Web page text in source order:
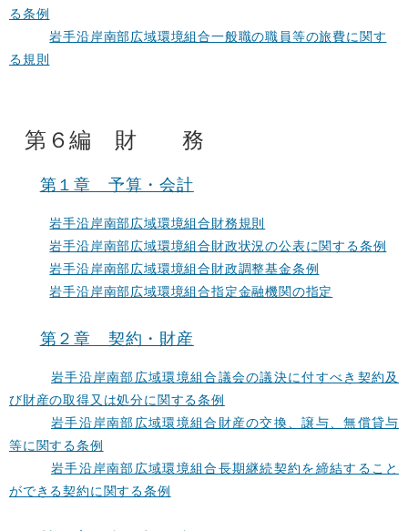
る条例
岩手沿岸南部広域環境組合一般職の職員等の旅費に関す
る規則
第６編 財 務
第１章 予算・会計
岩手沿岸南部広域環境組合財務規則
岩手沿岸南部広域環境組合財政状況の公表に関する条例
岩手沿岸南部広域環境組合財政調整基金条例
岩手沿岸南部広域環境組合指定金融機関の指定
第２章 契約・財産
岩手沿岸南部広域環境組合議会の議決に付すべき契約及
び財産の取得又は処分に関する条例
岩手沿岸南部広域環境組合財産の交換、譲与、無償貸与
等に関する条例
岩手沿岸南部広域環境組合長期継続契約を締結すること
ができる契約に関する条例